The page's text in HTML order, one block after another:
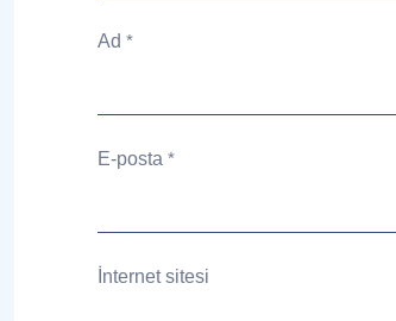
Ad *
E-posta *
İnternet sitesi